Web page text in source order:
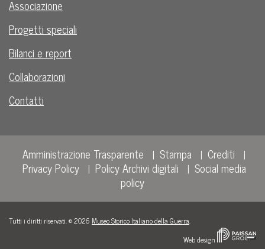
Associazione
Progetti speciali
Bilanci e report
Collaborazioni
Contatti
Amministrazione Trasparente Stampa
Crediti
Privacy Policy
Policy Archivi digitali
Social media
policy
Tutti i diritti riservati. © 2026 Museo Storico Italiano della Guerra.
Web design